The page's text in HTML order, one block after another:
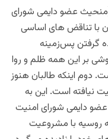
عضو دایمی شورای
با تناقض‌ های اساسی
گرفتن پس‌زمینه
بر این همه ظلم و روا
دوم اینکه طالبان هنوز
نیافته‌ است. این به
دایمی شورای امنیت
روسیه با مشروعیت‌